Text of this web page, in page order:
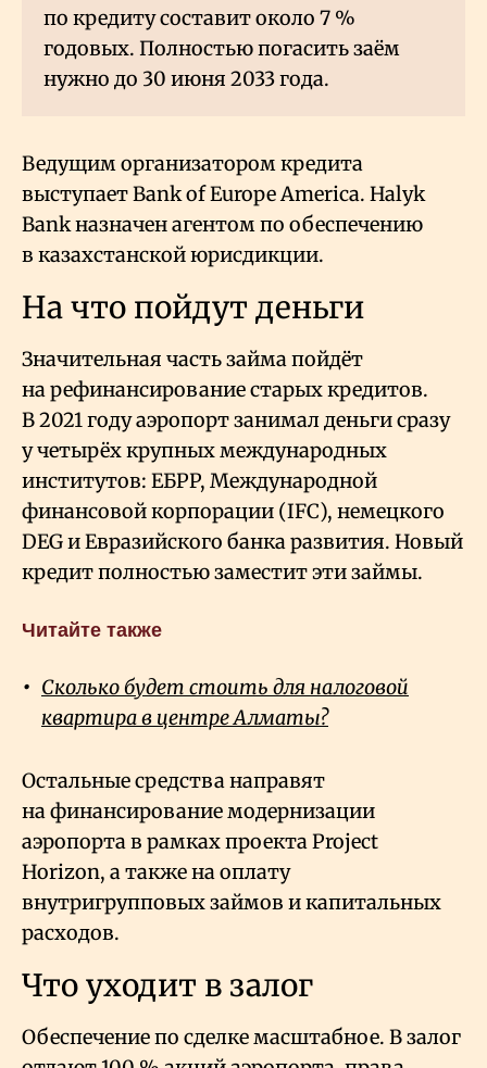
по кредиту составит около 7 %
годовых. Полностью погасить заём
нужно до 30 июня 2033 года.
Ведущим организатором кредита
выступает Bank of Europe America. Halyk
Bank назначен агентом по обеспечению
в казахстанской юрисдикции.
На что пойдут деньги
Значительная часть займа пойдёт
на рефинансирование старых кредитов.
В 2021 году аэропорт занимал деньги сразу
у четырёх крупных международных
институтов: ЕБРР, Международной
финансовой корпорации (IFC), немецкого
DEG и Евразийского банка развития. Новый
кредит полностью заместит эти займы.
Читайте также
Сколько будет стоить для налоговой
квартира в центре Алматы?
Остальные средства направят
на финансирование модернизации
аэропорта в рамках проекта Project
Horizon, а также на оплату
внутригрупповых займов и капитальных
расходов.
Что уходит в залог
Обеспечение по сделке масштабное. В залог